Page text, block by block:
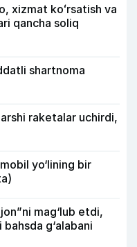
xizmat koʻrsatish va
qancha soliq
shartnoma
raketalar uchirdi,
yo‘lining bir
mag‘lub etdi,
g‘alabani